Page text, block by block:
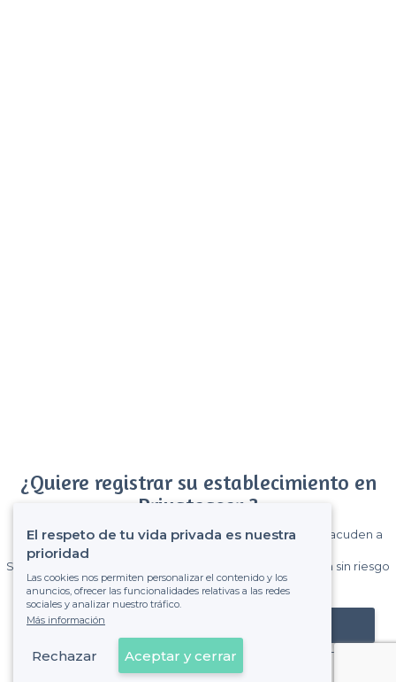
¿Quiere registrar su establecimiento en
Privateaser ?
Gane muchos clientes entre el millón de visitantes que acuden a
Sin comisiones y sin compromiso, pagas una cantidad fija sin riesgo
de ver la factura.
Registrar mi establecimiento
Ya es cliente
El respeto de tu vida privada es nuestra
prioridad
Las cookies nos permiten personalizar el contenido y los
anuncios, ofrecer las funcionalidades relativas a las redes
sociales y analizar nuestro tráfico.
Más información
Rechazar Aceptar y cerrar